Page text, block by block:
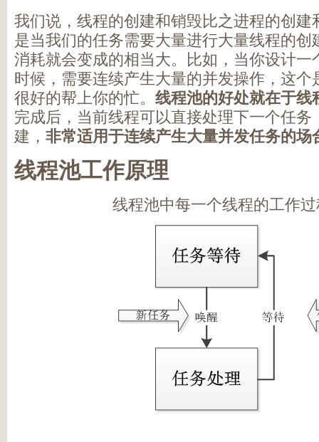
我们说，线程的创建和销毁比之进程的创建
是当我们的任务需要大量进行大量线程的创
消耗就会变成的相当大。比如，当你设计一
时候，需要连续产生大量的并发操作，这个
很好的帮上你的忙。 线程池的好处就在于线
完成后，当前线程可以直接处理下一个任务
建， 非常适用于连续产生大量并发任务的场
线程池工作原理
线程池中每一个线程的工作